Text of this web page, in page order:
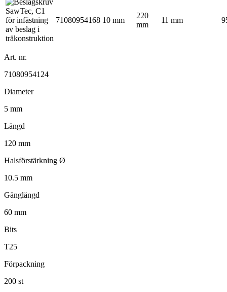
71080954168 10 mm
220
mm
11 mm
Art. nr.
71080954124
Diameter
5 mm
Längd
120 mm
Halsförstärkning Ø
10.5 mm
Gänglängd
60 mm
Bits
T25
Förpackning
200 st